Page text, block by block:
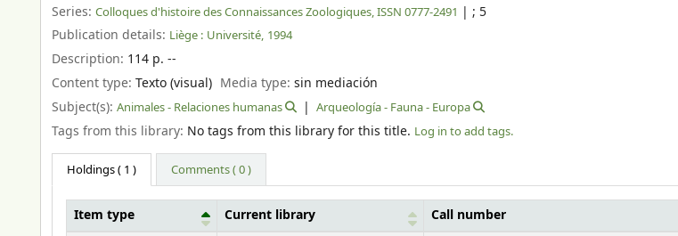
Series: Colloques d'histoire des Connaissances Zoologiques, ISSN 0777-2491 | ; 5
Publication details: Liège : Université, 1994
Description: 114 p. --
Content type: Texto (visual) Media type:sin mediación
Subject(s): Animales - Relaciones humanas Arqueología - Fauna - Europa
Tags from this library: No tags from this library for this title. Log in to add tags.
Holdings( 1 ) Comments ( 0 )
Item type Current library Call number